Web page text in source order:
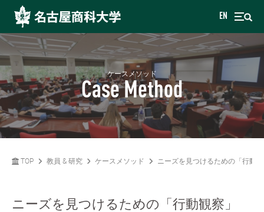
EN
ケースメソッド
Case Method
TOP 教員 & 研究 ケースメソッド ニーズを見つけるための「行動
ニーズを見つけるための「行動観察」